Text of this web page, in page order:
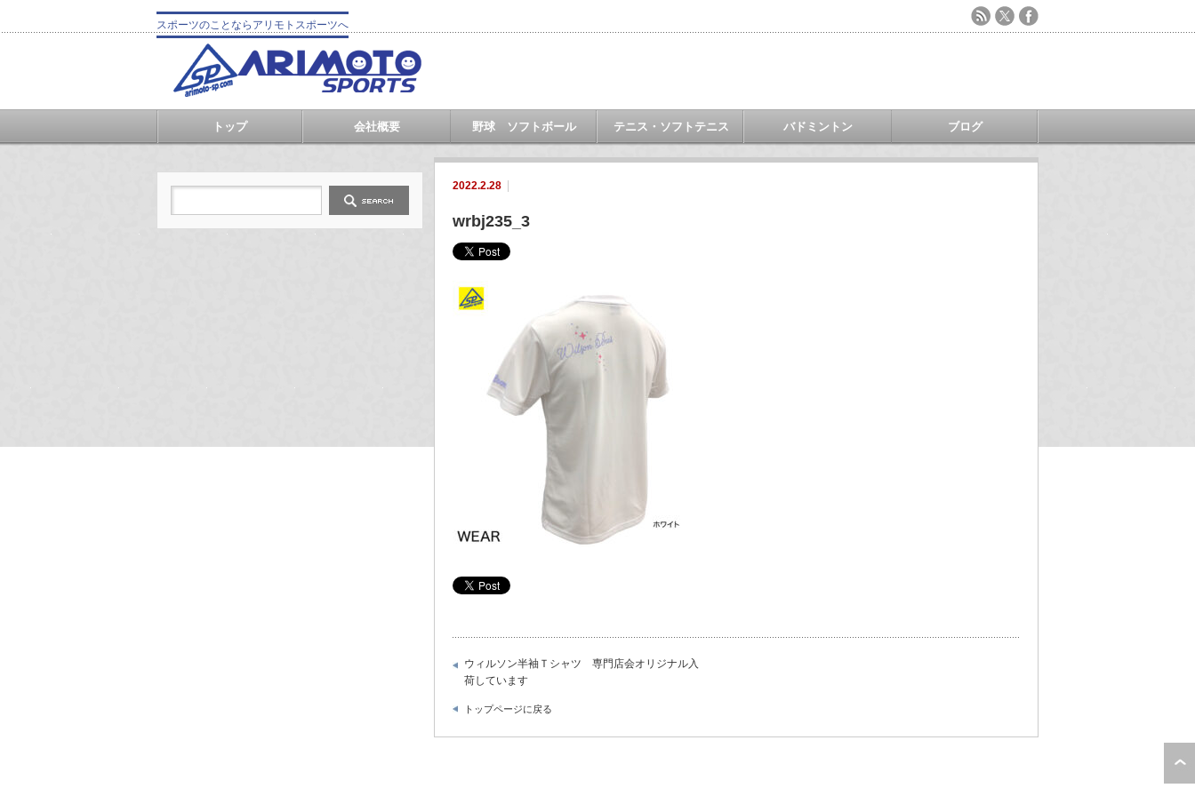
スポーツのことならアリモトスポーツへ
トップ 会社概要 野球 ソフトボール テニス・ソフトテニス バドミントン ブログ
2022.2.28
wrbj235_3
ウィルソン半袖Ｔシャツ 専門店会オリジナル入
荷しています
トップページに戻る